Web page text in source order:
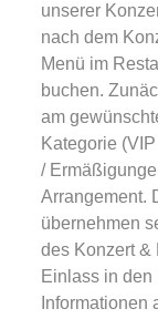
unserer
nach dem
Menü im
buchen.
am
Kategorie
/
Arrangement.
übernehmen
des Konzert &
Einlass in
Informationen